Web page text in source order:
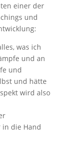
einer der
und
was ich
und an
und
und hätte
wird also
die Hand